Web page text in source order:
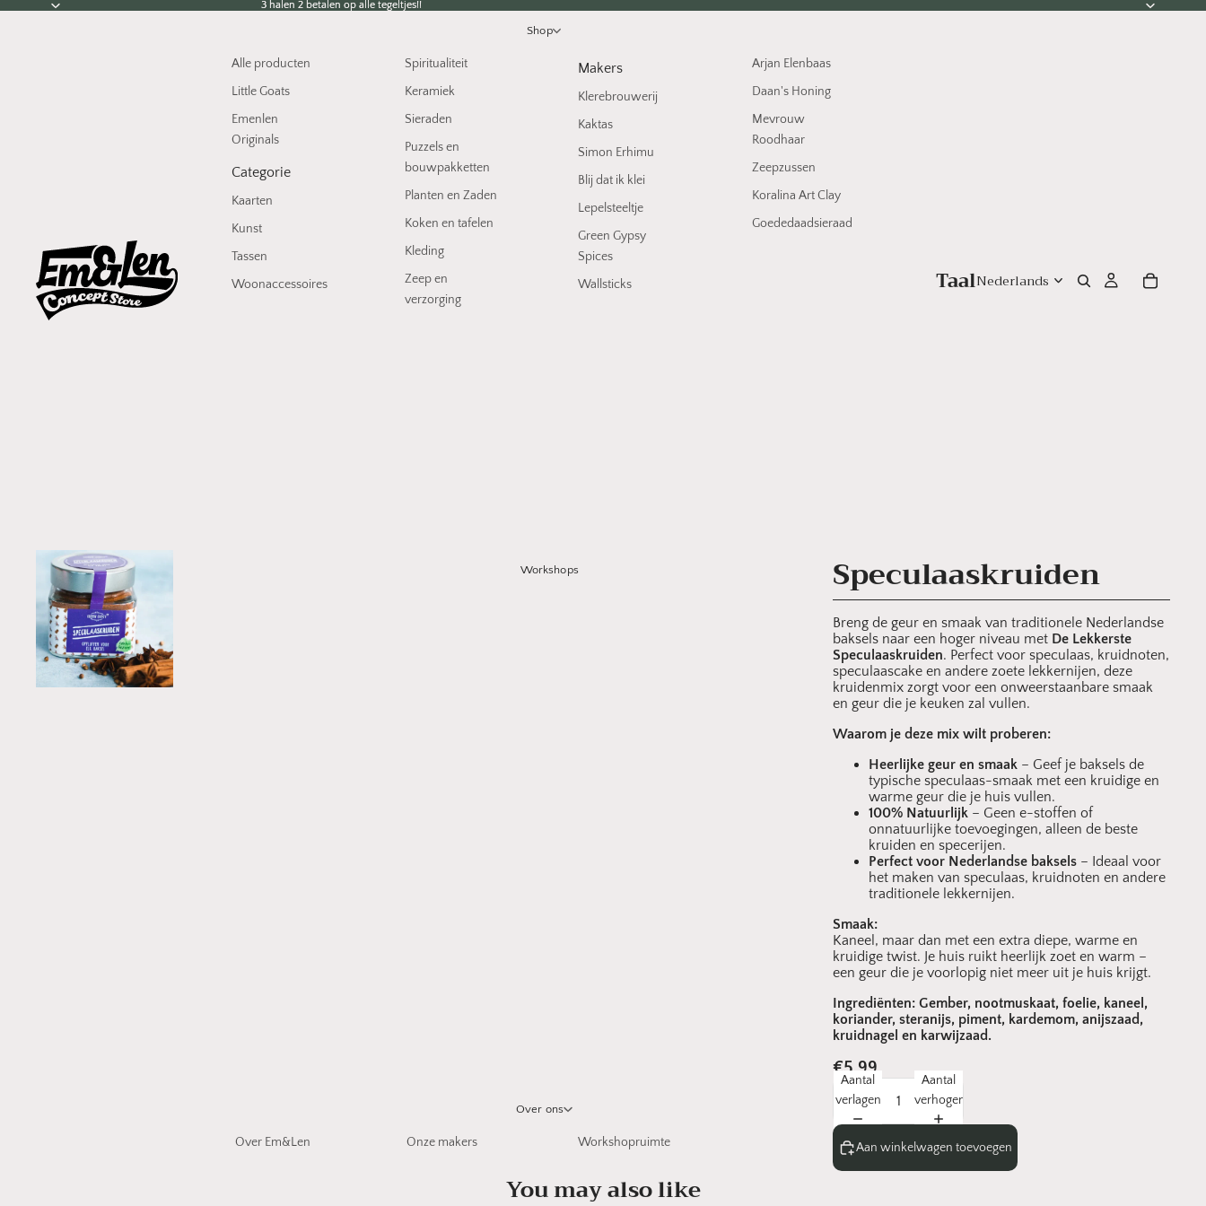
3 halen 2 betalen op alle tegeltjes!!
3 halen 2 betalen op alle tegeltjes!!
Shop
Alle producten
Little Goats
Emenlen
Originals
Categorie
Kaarten
Kunst
Tassen
Woonaccessoires
Spiritualiteit
Keramiek
Sieraden
Puzzels en
bouwpakketten
Planten en Zaden
Koken en tafelen
Kleding
Zeep en
verzorging
Makers
Klerebrouwerij
Kaktas
Simon Erhimu
Blij dat ik klei
Lepelsteeltje
Green Gypsy
Spices
Wallsticks
Arjan Elenbaas
Daan's Honing
Mevrouw
Roodhaar
Zeepzussen
Koralina Art Clay
Goededaadsieraad
Workshops
Over ons
Over Em&Len Onze makers Workshopruimte
Taal
Speculaaskruiden
Breng de geur en smaak van traditionele Nederlandse
baksels naar een hoger niveau met De Lekkerste
Speculaaskruiden. Perfect voor speculaas, kruidnoten,
speculaascake en andere zoete lekkernijen, deze
kruidenmix zorgt voor een onweerstaanbare smaak
en geur die je keuken zal vullen.
Waarom je deze mix wilt proberen:
Heerlijke geur en smaak – Geef je baksels de
typische speculaas-smaak met een kruidige en
warme geur die je huis vullen.
100% Natuurlijk – Geen e-stoffen of
onnatuurlijke toevoegingen, alleen de beste
kruiden en specerijen.
Perfect voor Nederlandse baksels – Ideaal voor
het maken van speculaas, kruidnoten en andere
traditionele lekkernijen.
Smaak:
Kaneel, maar dan met een extra diepe, warme en
kruidige twist. Je huis ruikt heerlijk zoet en warm –
een geur die je voorlopig niet meer uit je huis krijgt.
Ingrediënten: Gember, nootmuskaat, foelie, kaneel,
koriander, steranijs, piment, kardemom, anijszaad,
kruidnagel en karwijzaad.
€5,99
Aantal
verlagen
Aantal
verhogen
Aan winkelwagen toevoegen
You may also like